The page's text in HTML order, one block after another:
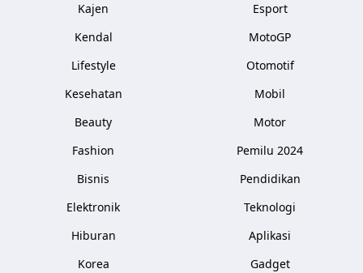
Kajen
Kendal
Lifestyle
Kesehatan
Beauty
Fashion
Bisnis
Elektronik
Hiburan
Korea
Esport
MotoGP
Otomotif
Mobil
Motor
Pemilu 2024
Pendidikan
Teknologi
Aplikasi
Gadget